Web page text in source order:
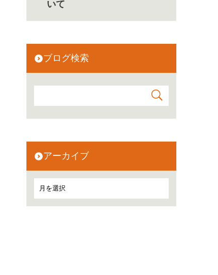
いて
ブログ検索
アーカイブ